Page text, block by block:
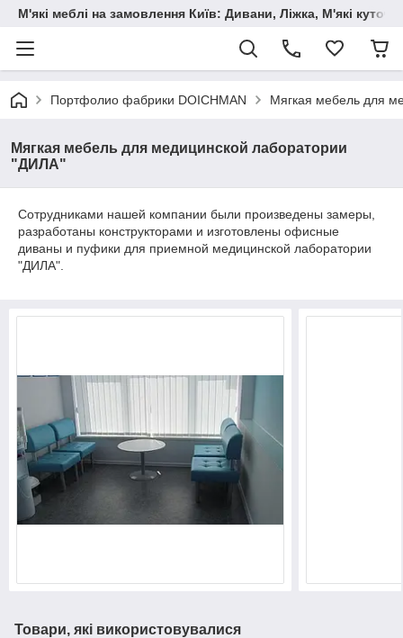
М'які меблі на замовлення Київ: Дивани, Ліжка, М'які
Портфолио фабрики DOICHMAN Мягкая мебель для
Мягкая мебель для медицинской лаборатории
"ДИЛА"
Сотрудниками нашей компании были произведены замеры,
разработаны конструкторами и изготовлены офисные
диваны и пуфики для приемной медицинской лаборатории
"ДИЛА".
Товари, які використовувалися